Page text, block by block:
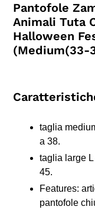
nel
carrello
Pantofole
Animali Tuta
Halloween
(Medium(33-
taglia
a 38.
taglia large
45.
Features:
pantofole